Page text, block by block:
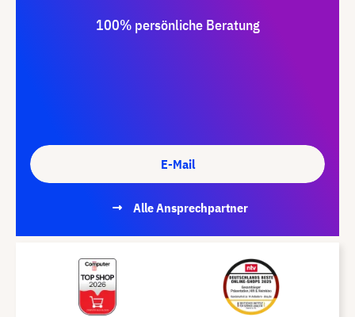
100% persönliche Beratung
E-Mail
Alle Ansprechpartner